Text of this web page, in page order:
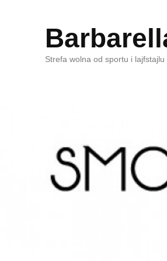
Strefa wolna od sportu i lajfstajlu